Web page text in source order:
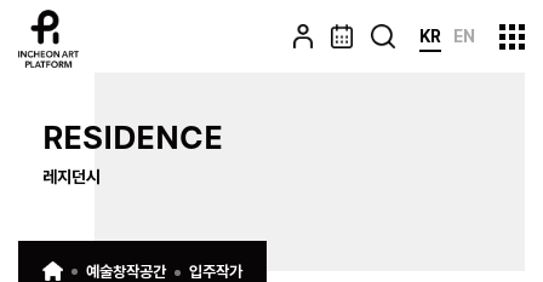
KR EN
RESIDENCE
레지던시
예술창작공간 입주작가